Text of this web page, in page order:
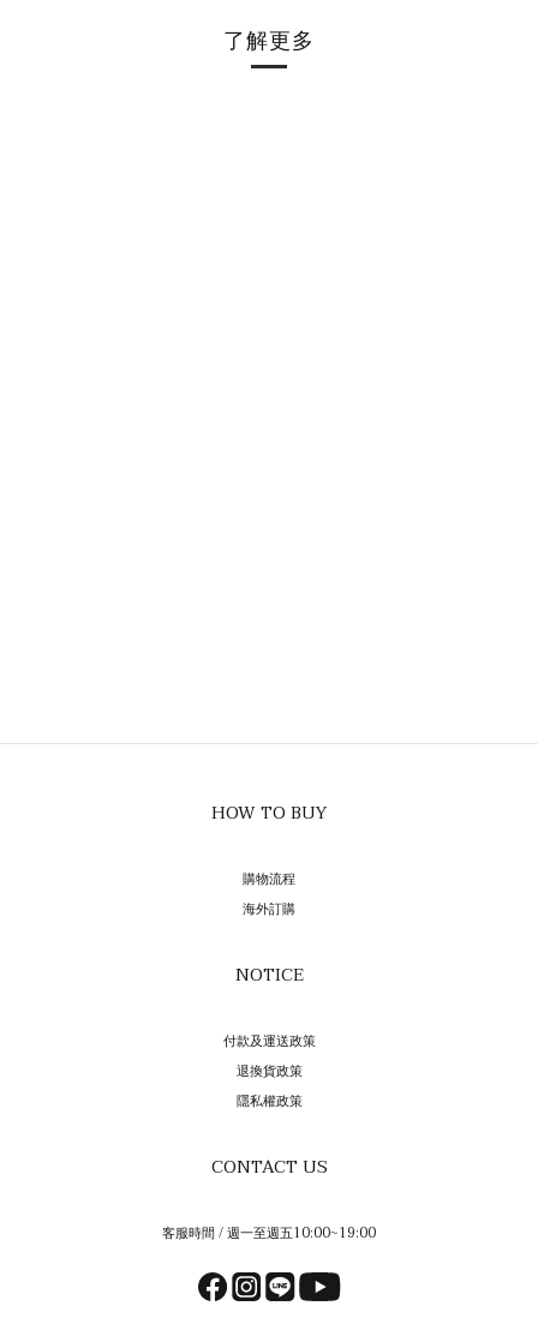
了解更多
HOW TO BUY
購物流程
海外訂購
NOTICE
付款及運送政策
退換貨政策
隱私權政策
CONTACT US
客服時間 / 週一至週五10:00~19:00